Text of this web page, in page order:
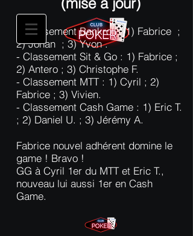
- Classement Bankroll : 1) Fabrice ;
2) Johan ; 3) Yvon .
- Classement Sit & Go : 1) Fabrice ;
2) Antero ; 3) Christophe F.
- Classement MTT : 1) Cyril ; 2)
Fabrice ; 3) Vivien.
- Classement Cash Game : 1) Eric T.
; 2) Daniel U. ; 3) Jérémy A.
Fabrice nouvel adhérent domine le
game ! Bravo !
GG à Cyril 1er du MTT et Eric T.,
nouveau lui aussi 1er en Cash
Game.